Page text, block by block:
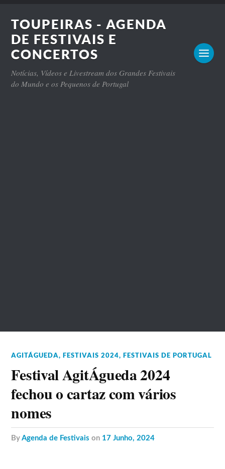
TOUPEIRAS - AGENDA
DE FESTIVAIS E
CONCERTOS
Notícias, Vídeos e Livestream dos Grandes Festivais
do Mundo e os Pequenos de Portugal
AGITÁGUEDA,FESTIVAIS 2024,FESTIVAIS DE PORTUGAL
Festival AgitÁgueda 2024
fechou o cartaz com vários
nomes
byAgenda de Festivais on 17 Junho, 2024